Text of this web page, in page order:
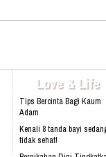
Love & Life
Tips Bercinta Bagi Kaum
Adam
Kenali 8 tanda bayi
tidak sehat!